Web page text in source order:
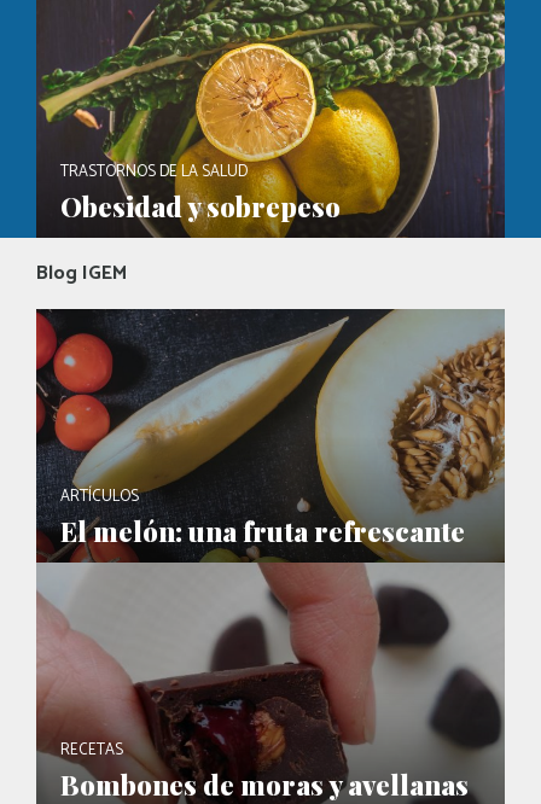
TRASTORNOS DE LA SALUD
Obesidad y sobrepeso
Blog IGEM
ARTÍCULOS
El melón: una fruta refrescante
RECETAS
Bombones de moras y avellanas